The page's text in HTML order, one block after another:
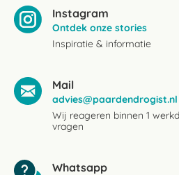
Instagram
Ontdek onze stories
Inspiratie & informatie
Mail
advies@paardendrogist.nl
Wij reageren binnen 1
vragen
Whatsapp